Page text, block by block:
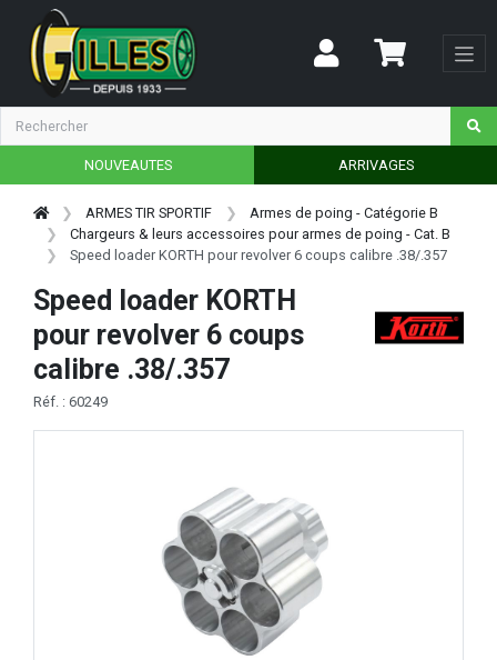
NOUVEAUTES ARRIVAGES
ARMES TIR SPORTIF
Armes de poing - Catégorie B
Chargeurs & leurs accessoires pour armes de poing - Cat. B
Speed loader KORTH pour revolver 6 coups calibre .38/.357
Speed loader KORTH
pour revolver 6 coups
calibre .38/.357
Réf. : 60249